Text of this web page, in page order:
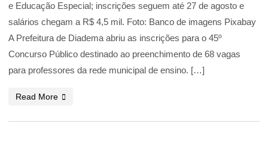
e Educação Especial; inscrições seguem até 27 de agosto e
salários chegam a R$ 4,5 mil. Foto: Banco de imagens Pixabay
A Prefeitura de Diadema abriu as inscrições para o 45º
Concurso Público destinado ao preenchimento de 68 vagas
para professores da rede municipal de ensino. […]
Read More